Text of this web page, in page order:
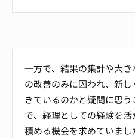
一方で、結果の集計や大
の改善のみに囚われ、新
きているのかと疑問に思
で、経理としての経験を
積める機会を求めていまし